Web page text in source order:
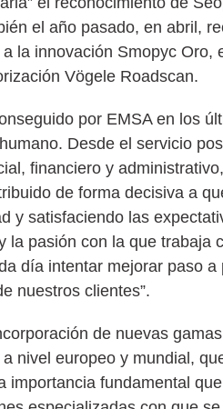
el año pasado, en abril,
la innovación Smopyc Oro,
Vögele Roadscan.
por EMSA en los
Desde el servicio
financiero y
de forma decisiva a
y satisfaciendo las
pasión con la que trabaja
día intentar mejorar paso a
nuestros clientes”.
de nuevas
nivel europeo y mundial,
fundamental